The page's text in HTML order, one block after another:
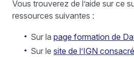
Vous trouverez de l’aide sur ce
ressources suivantes :
Sur la page formation de
Sur le site de l’IGN